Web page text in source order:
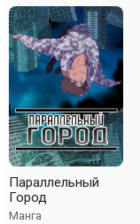
Параллельный
Город
Манга